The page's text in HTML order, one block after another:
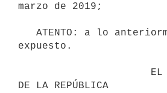
marzo de 2019;
expuesto.
DE LA REPÚBLICA